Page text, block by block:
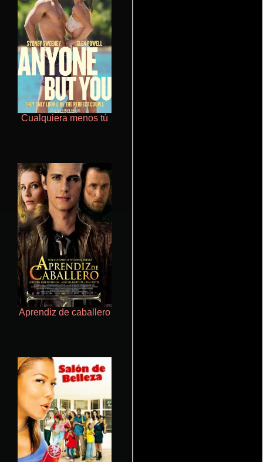
Cualquiera menos tú
Aprendiz de caballero